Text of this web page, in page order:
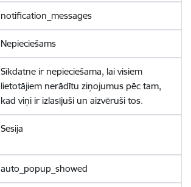
notification_messages
Nepieciešams
Sīkdatne ir nepieciešama, lai visiem
lietotājiem nerādītu ziņojumus pēc tam,
kad viņi ir izlasījuši un aizvēruši tos.
Sesija
auto_popup_showed